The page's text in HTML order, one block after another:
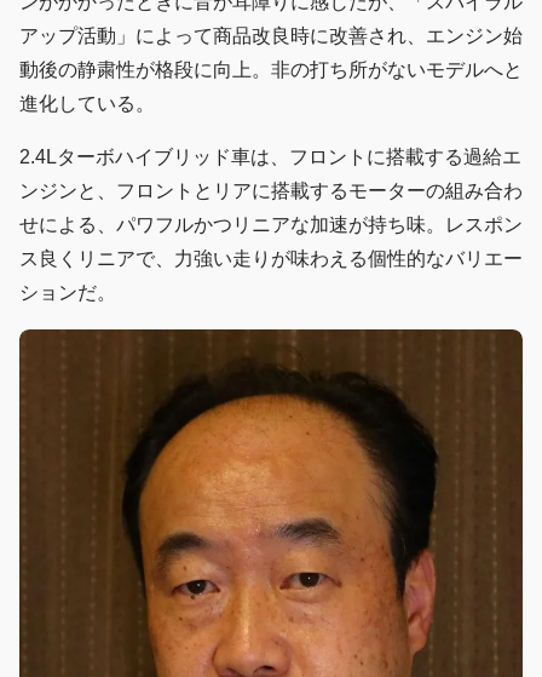
アップ活動」によって商品改良時に改善され、エンジン始
動後の静粛性が格段に向上。非の打ち所がないモデルへと
進化している。
2.4Lターボハイブリッド車は、フロントに搭載する過給エ
ンジンと、フロントとリアに搭載するモーターの組み合わ
せによる、パワフルかつリニアな加速が持ち味。レスポン
ス良くリニアで、力強い走りが味わえる個性的なバリエー
ションだ。